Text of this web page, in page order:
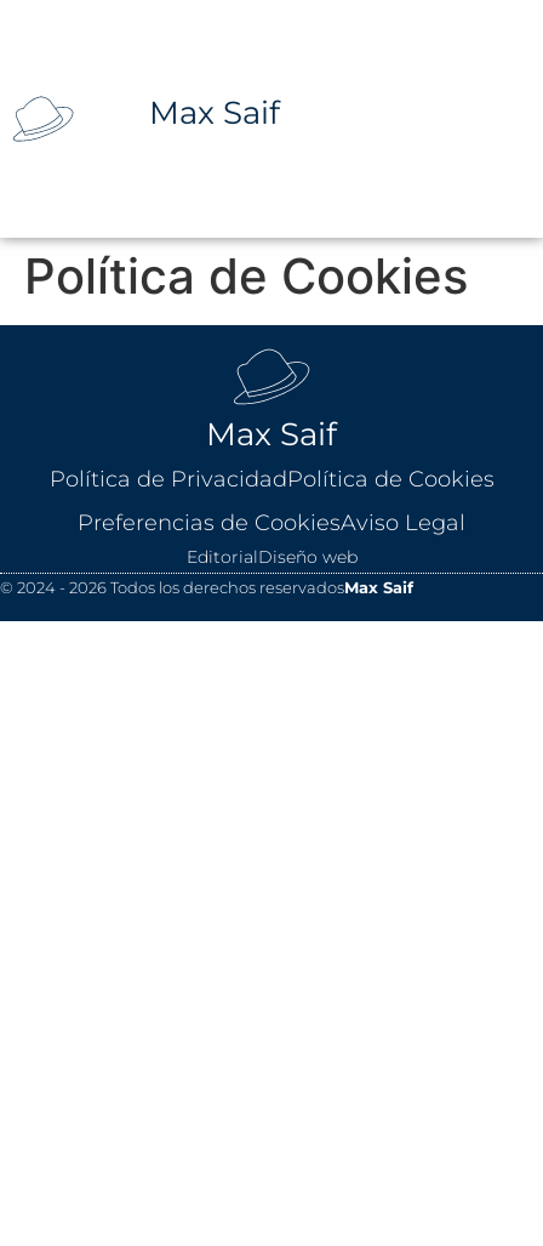
Max Saif
Política de Cookies
Max Saif
Política de PrivacidadPolítica de Cookies
Preferencias de CookiesAviso Legal
EditorialDiseño web
© 2024 - 2026 Todos los derechos reservadosMax Saif